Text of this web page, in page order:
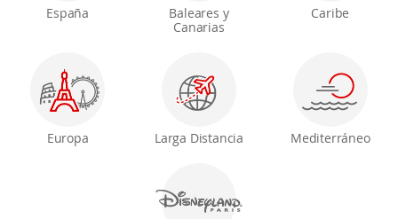
España
Baleares y
Canarias
Caribe
Europa Larga Distancia Mediterráneo